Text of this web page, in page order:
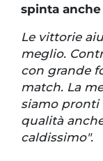
spinta
Le vittorie
meglio.
con grande
match. La
siamo pronti
qualità
caldissimo".